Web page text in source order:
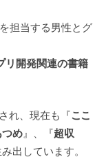
担当する男性とグ
リ開発関連の書籍
れ、現在も『ここ
め』、『超収
出しています。